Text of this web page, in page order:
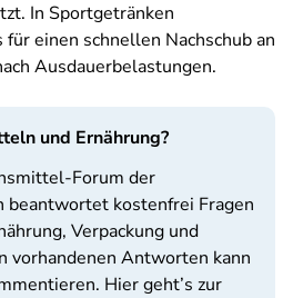
In Sportgetränken
einen schnellen Nachschub an
Ausdauerbelastungen.
und Ernährung?
Forum der
beantwortet kostenfrei Fragen
Verpackung und
vorhandenen Antworten kann
Hier geht’s zur